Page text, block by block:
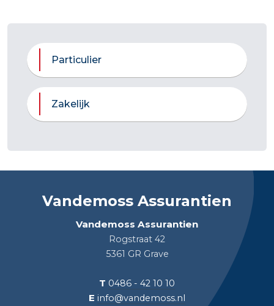
Particulier
Zakelijk
Vandemoss Assurantien
Vandemoss Assurantien
Rogstraat 42
5361 GR Grave
T 0486 - 42 10 10
E info@vandemoss.nl